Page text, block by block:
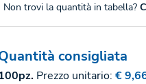
Non trovi la quantità in tabella?
consigliata
Prezzo unitario: €